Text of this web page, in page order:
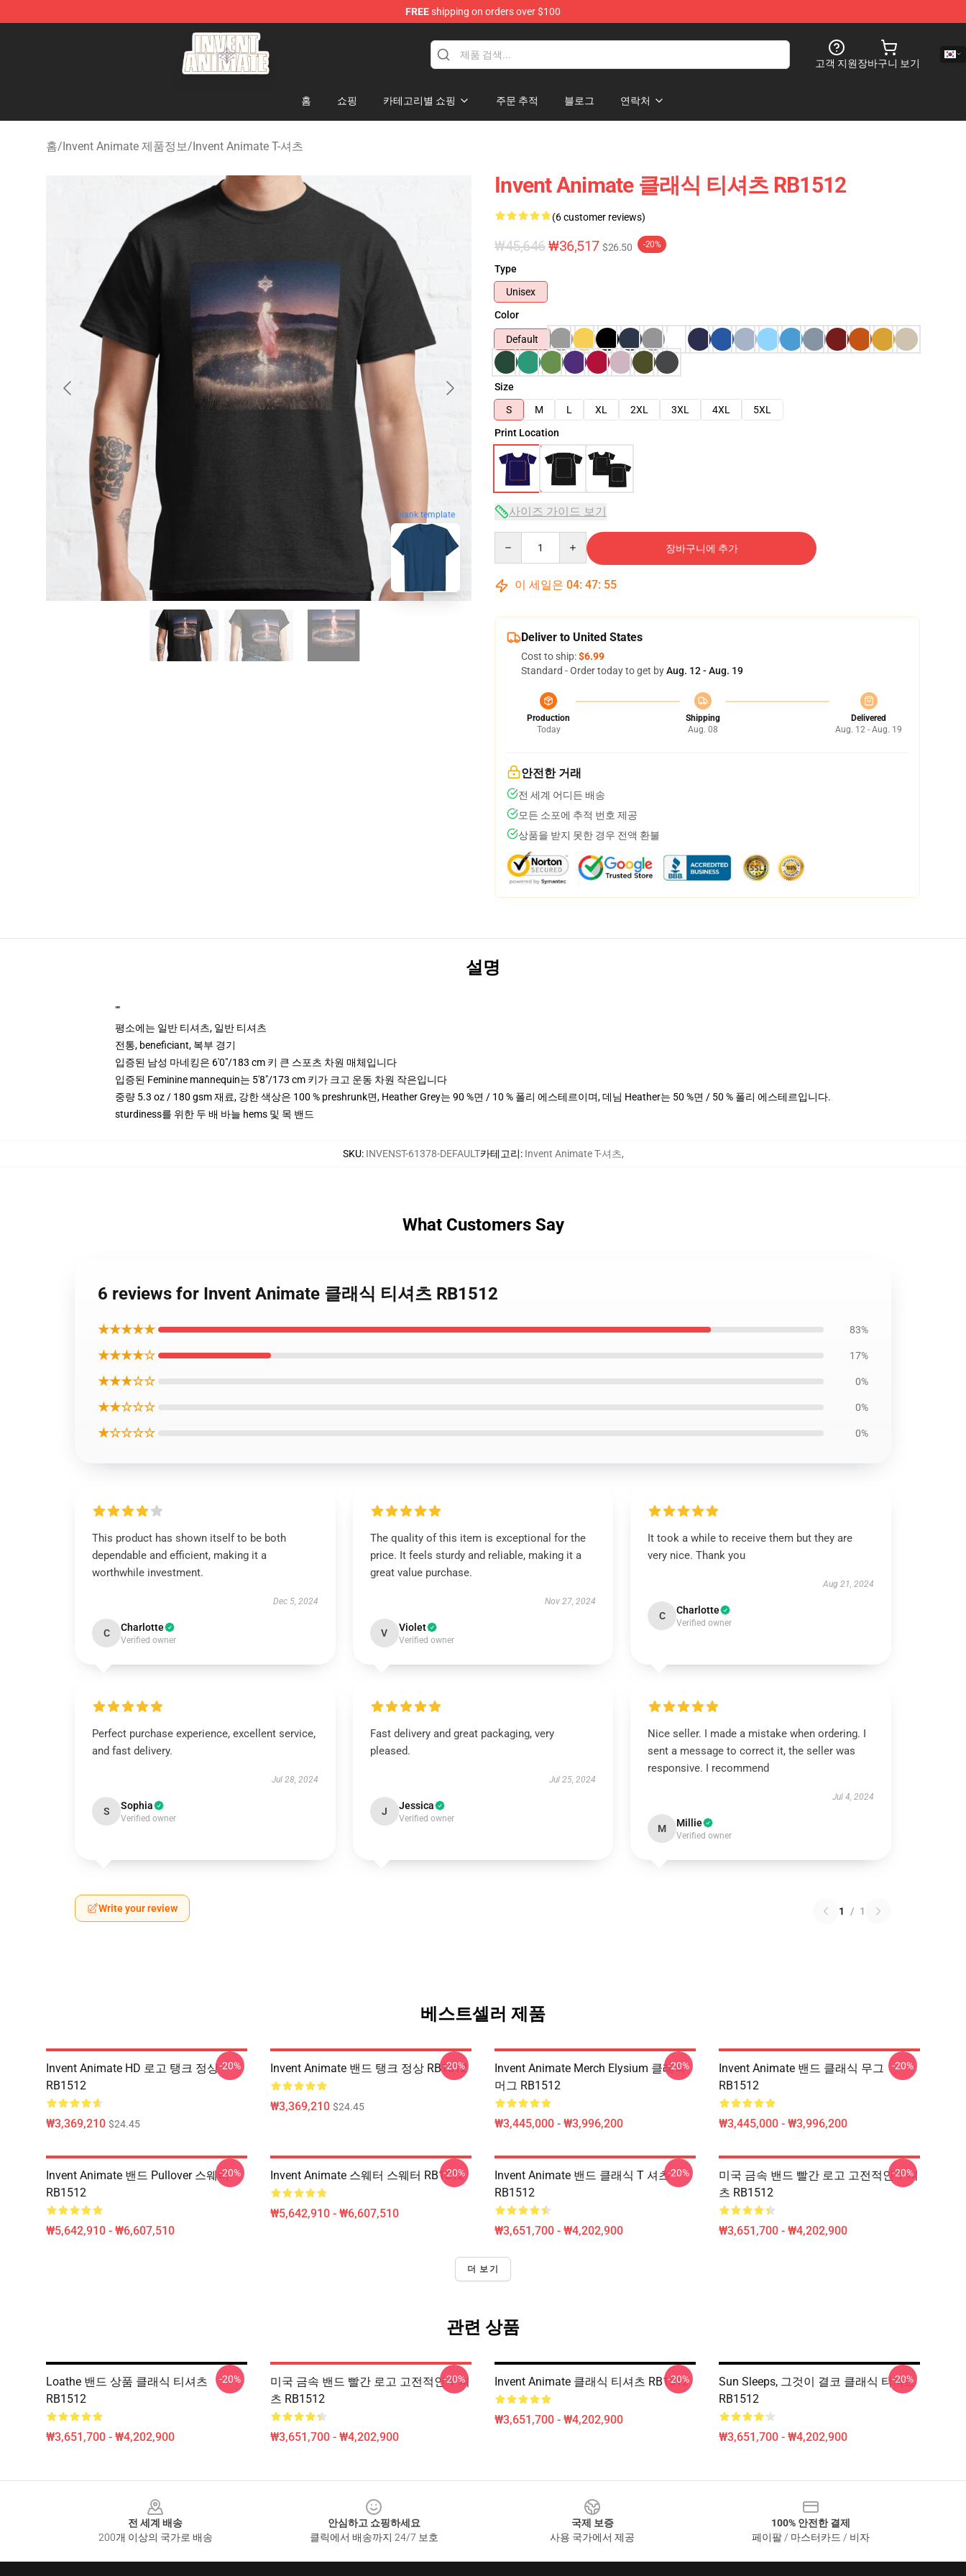
FREEshipping on orders over $100
Invent Animate Shop - Official Invent Animate Merchandise Store
고객 지원장바구니 보기
홈 쇼핑 카테고리별 쇼핑 주문 추적 블로그 연락처
홈/Invent Animate 제품정보/Invent Animate T-셔츠
blank template
Invent Animate 클래식 티셔츠 RB1512
(6 customer reviews)
₩45,646₩36,517 $26.50 -20%
Type
Unisex
Color
Default
Size
S
M L XL 2XL 3XL 4XL
5XL
Print Location
사이즈 가이드 보기
장바구니에 추가
이 세일은 04: 47: 54
Deliver to United States
Cost to ship:$6.99
Standard - Order today to get byAug. 12 - Aug. 19
Production
Today
Shipping
Aug. 08
Delivered
Aug. 12 - Aug. 19
안전한 거래
전 세계 어디든 배송
모든 소포에 추적 번호 제공
상품을 받지 못한 경우 전액 환불
설명
""
평소에는 일반 티셔츠, 일반 티셔츠
전통, beneficiant, 복부 경기
입증된 남성 마네킹은 6'0"/183 cm 키 큰 스포츠 차원 매체입니다
입증된 Feminine mannequin는 5'8"/173 cm 키가 크고 운동 차원 작은입니다
중량 5.3 oz / 180 gsm 재료, 강한 색상은 100 % preshrunk면, Heather Grey는 90 %면 / 10 % 폴리 에스테르이며, 데님 Heather는 50 %면 / 50 % 폴리 에스테르입니다.
sturdiness를 위한 두 배 바늘 hems 및 목 밴드
SKU: INVENST-61378-DEFAULT카테고리: Invent Animate T-셔츠,
What Customers Say
6 reviews for Invent Animate 클래식 티셔츠 RB1512
★★★★★ 83%
★★★★☆ 17%
★★★☆☆ 0%
★★☆☆☆ 0%
★☆☆☆☆ 0%
This product has shown itself to be both
dependable and efficient, making it a
worthwhile investment.
Dec 5, 2024
C Charlotte
Verified owner
The quality of this item is exceptional for the
price. It feels sturdy and reliable, making it a
great value purchase.
Nov 27, 2024
V Violet
Verified owner
It took a while to receive them but they are
very nice. Thank you
Aug 21, 2024
C Charlotte
Verified owner
Perfect purchase experience, excellent service,
and fast delivery.
Jul 28, 2024
S Sophia
Verified owner
Fast delivery and great packaging, very
pleased.
Jul 25, 2024
J Jessica
Verified owner
Nice seller. I made a mistake when ordering. I
sent a message to correct it, the seller was
responsive. I recommend
Jul 4, 2024
M Millie
Verified owner
Write your review 1 / 1
베스트셀러 제품
Invent Animate HD 로고 탱크 정상
RB1512
₩3,369,210 $24.45
-20% Invent Animate 밴드 탱크 정상 RB1512
₩3,369,210 $24.45
-20%
Invent Animate Merch Elysium 클래식
머그 RB1512
₩3,445,000 - ₩3,996,200
-20%
Invent Animate 밴드 클래식 무그
RB1512
₩3,445,000 - ₩3,996,200
-20%
Invent Animate 밴드 Pullover 스웨터
RB1512
₩5,642,910 - ₩6,607,510
-20% Invent Animate 스웨터 스웨터 RB1512
₩5,642,910 - ₩6,607,510
-20%
Invent Animate 밴드 클래식 T 셔츠
RB1512
₩3,651,700 - ₩4,202,900
-20%
미국 금속 밴드 빨간 로고 고전적인 T 셔
츠 RB1512
₩3,651,700 - ₩4,202,900
-20%
더 보기
관련 상품
Loathe 밴드 상품 클래식 티셔츠
RB1512
₩3,651,700 - ₩4,202,900
-20%
미국 금속 밴드 빨간 로고 고전적인 T 셔
츠 RB1512
₩3,651,700 - ₩4,202,900
-20% Invent Animate 클래식 티셔츠 RB1512
₩3,651,700 - ₩4,202,900
-20%
Sun Sleeps, 그것이 결코 클래식 티셔츠
RB1512
₩3,651,700 - ₩4,202,900
-20%
전 세계 배송
200개 이상의 국가로 배송
안심하고 쇼핑하세요
클릭에서 배송까지 24/7 보호
국제 보증
사용 국가에서 제공
100% 안전한 결제
페이팔 / 마스터카드 / 비자